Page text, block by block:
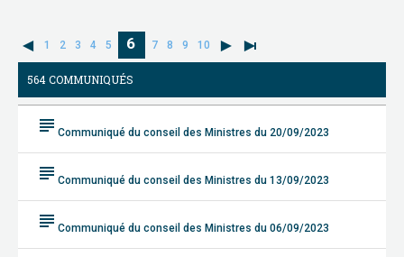
1 2 3 4 5 6 7 8 9 10
564 COMMUNIQUÉS
subject Communiqué du conseil des Ministres du 20/09/2023
subject Communiqué du conseil des Ministres du 13/09/2023
subject Communiqué du conseil des Ministres du 06/09/2023